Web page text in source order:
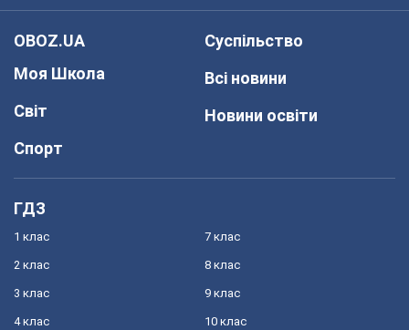
OBOZ.UA
Моя Школа
Світ
Спорт
Суспільство
Всі новини
Новини освіти
ГДЗ
1 клас
2 клас
3 клас
4 клас
7 клас
8 клас
9 клас
10 клас